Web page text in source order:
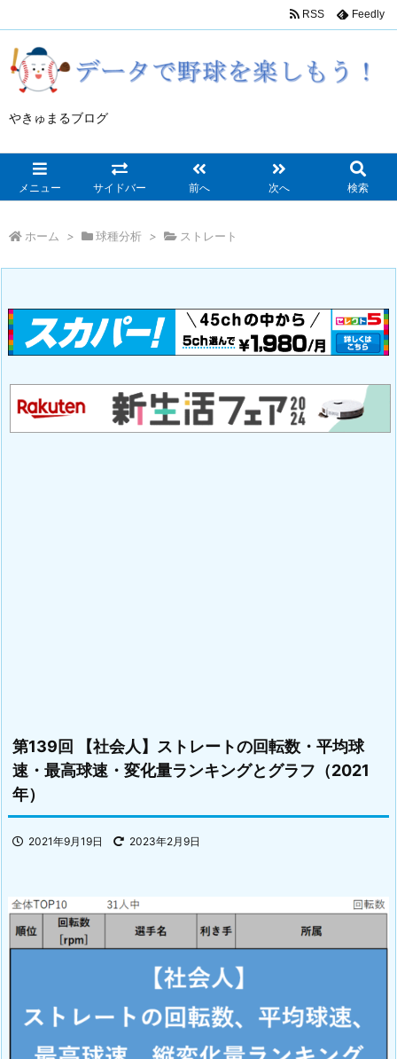
やきゅまるブログ
メニュー サイドバー 前へ 次へ 検索
RSS Feedly
ホーム > 球種分析 > ストレート
第139回 【社会人】ストレートの回転数・平均球
速・最高球速・変化量ランキングとグラフ（2021
年）
2021年9月19日 2023年2月9日